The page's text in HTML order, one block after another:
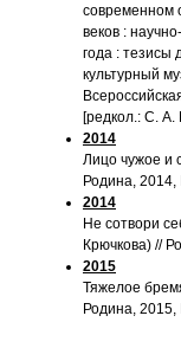
современном
веков :
года : тезисы
культурный
[редкол.: С. А.
2014
Лицо чужое и
Родина,
2014
Не сотвори
Крючкова) //
2015
Тяжелое
Родина,